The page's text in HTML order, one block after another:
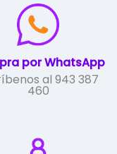
por WhatsApp
al 943 387
460